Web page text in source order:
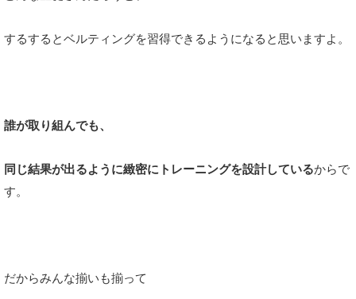
するするとベルティングを習得できるようになると思いますよ。
誰が取り組んでも、
同じ結果が出るように緻密にトレーニングを設計しているからで
す。
だからみんな揃いも揃って